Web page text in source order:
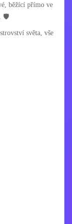
běžící přímo ve
🛡️
světa, vše